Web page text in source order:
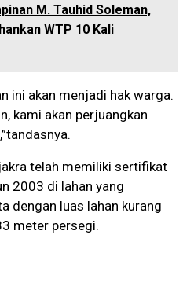
M. Tauhid Soleman,
WTP 10 Kali
ini akan menjadi hak warga.
kami akan perjuangkan
telah memiliki sertifikat
2003 di lahan yang
dengan luas lahan kurang
meter persegi.